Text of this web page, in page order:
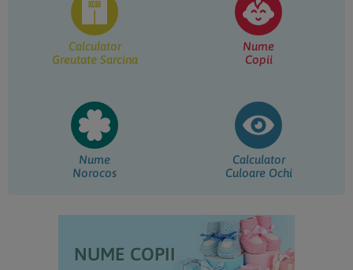
Calculator
Greutate Sarcina
Nume
Copii
Nume
Norocos
Calculator
Culoare Ochi
NUME COPII